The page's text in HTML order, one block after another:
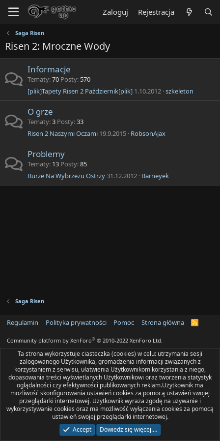
Zaloguj Rejestracja
Saga Risen
Risen 2: Mroczne Wody
Informacje
Tematy 70 Posty 570
[plik]Tapety Risen 2 Październik[plik] 1.10.2012 szkeleton
O grze
Tematy 3 Posty 33
Risen 2 Naszymi Oczami 19.9.2015 RobsonAjax
Problemy
Tematy 13 Posty 85
Burze Na Wybrzeżu Ostrzy31.12.2012 Barneyek
Saga Risen
Regulamin Polityka prywatności Pomoc Strona główna
R
Community platform by XenForo® © 2010-2022 XenForo Ltd.
Ta strona wykorzystuje ciasteczka (cookies) w celu: utrzymania sesji
zalogowanego Użytkownika, gromadzenia informacji związanych z
korzystaniem z serwisu, ułatwienia Użytkownikom korzystania z niego,
dopasowania treści wyświetlanych Użytkownikowi oraz tworzenia statystyk
oglądalności czy efektywności publikowanych reklam.Użytkownik ma
możliwość skonfigurowania ustawień cookies za pomocą ustawień swojej
przeglądarki internetowej. Użytkownik wyraża zgodę na używanie i
wykorzystywanie cookies oraz ma możliwość wyłączenia cookies za pomocą
ustawień swojej przeglądarki internetowej.
Accept
Dowiedz się więcej.…